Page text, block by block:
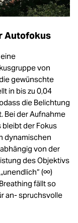
Autofokus
von
gewünschte
in bis zu 0,04
die Belichtung
Bei der Aufnahme
der Fokus
dynamischen
von der
des Objektivs
(∞)
fällt so
an- spruchsvolle